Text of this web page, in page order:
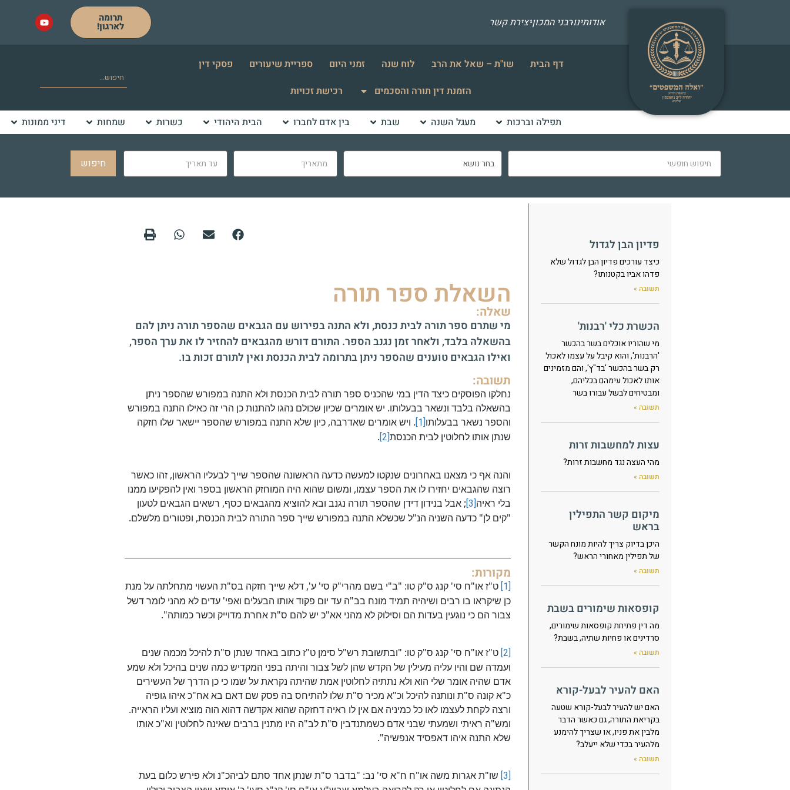
אודותינורבני המכוןיצירת קשר תרומה
לארגון!
דף הבית שו"ת – שאל את הרב לוח שנה זמני היום ספריית שיעורים
פסקי דין
הזמנת דין תורה והסכמים
רכישת זכויות
תפילה וברכות מעגל השנה שבת בין אדם לחברו הבית היהודי כשרות שמחות דיני ממונות
חיפוש
פדיון הבן לגדול
כיצד עורכים פדיון הבן לגדול שלא
פדהו אביו בקטנותו?
תשובה »
הכשרת כלי 'רבנות'
מי שהוריו אוכלים בשר בהכשר
'הרבנות', והוא קיבל על עצמו לאכול
רק בשר בהכשר 'בד"ץ', והם מזמינים
אותו לאכול עימהם בכליהם,
ומבטיחים לבשל עבורו בשר
תשובה »
עצות למחשבות זרות
מהי העצה נגד מחשבות זרות?
תשובה »
מיקום קשר התפילין
בראש
היכן בדיוק צריך להיות מונח הקשר
של תפילין מאחורי הראש?
תשובה »
קופסאות שימורים בשבת
מה דין פתיחת קופסאות שימורים,
סרדינים או פחיות שתיה, בשבת?
תשובה »
האם להעיר לבעל-קורא
האם יש להעיר לבעל-קורא שטעה
בקריאת התורה, גם כאשר הדבר
מלבין את פניו, או שצריך להימנע
מלהעיר בכדי שלא ייעלב?
תשובה »
השאלת ספר תורה
שאלה:
מי שתרם ספר תורה לבית כנסת, ולא התנה בפירוש עם הגבאים שהספר תורה ניתן להם
בהשאלה בלבד, ולאחר זמן נגנב הספר. התורם דורש מהגבאים להחזיר לו את ערך הספר,
ואילו הגבאים טוענים שהספר ניתן בתרומה לבית הכנסת ואין לתורם זכות בו.
תשובה:
נחלקו הפוסקים כיצד הדין במי שהכניס ספר תורה לבית הכנסת ולא התנה במפורש שהספר ניתן
בהשאלה בלבד ונשאר בבעלותו. יש אומרים שכיון שכולם נהגו להתנות כן הרי זה כאילו התנה במפורש
והספר נשאר בבעלותו[1]
. ויש אומרים שאדרבה, כיון שלא התנה במפורש שהספר יישאר שלו חזקה
שנתן אותו לחלוטין לבית הכנסת[2]
.
והנה אף כי מצאנו באחרונים שנקטו למעשה כדעה הראשונה שהספר שייך לבעליו הראשון, זהו כאשר
רוצה שהגבאים יחזירו לו את הספר עצמו, ומשום שהוא היה המוחזק הראשון בספר ואין להפקיעו ממנו
בלי ראיה[3]
; אבל בנידון דידן שהספר תורה נגנב ובא להוציא מהגבאים כסף, רשאים הגבאים לטעון
"קים לן" כדעה השניה הנ"ל שכשלא התנה במפורש שייך ספר התורה לבית הכנסת, ופטורים מלשלם.
מקורות:
[1]
ט"ז או"ח סי' קנג ס"ק טו: "ב"י בשם מהרי"ק סי' ע', דלא שייך חזקה בס"ת העשוי מתחלתה על מנת
כן שיקראו בו רבים ושיהיה תמיד מונח בב"ה עד יום פקוד אותו הבעלים ואפי' עדים לא מהני לומר דשל
צבור הם כי נוגעין בעדות הם וסילוק לא מהני אא"כ יש להם ס"ת אחרת מדוייק וכשר כמותה".
[2]
ט"ז או"ח סי' קנג ס"ק טו: "ובתשובת רש"ל סימן ט"ז כתוב באחד שנתן ס"ת להיכל מכמה שנים
ועמדה שם והיו עליה מעילין של הקדש שהן לשל צבור והיתה בפני המקדיש כמה שנים בהיכל ולא שמע
אדם שהיה אומר שלי הוא ולא נתתיה לחלוטין אמת שהיתה נקראת על שמו כי כן הדרך של העשירים
כ"א קונה ס"ת ונותנה להיכל וכ"א מכיר ס"ת שלו להתיחס בה פסק שם דאם בא אח"כ איהו גופיה
ורצה לקחת לעצמו לאו כל כמיניה אם אין לו ראיה דחזקה שהוא אקדשה דהוא הוה מוציא ועליו הראייה.
ומש"ה ראיתי ושמעתי שבני אדם כשמתנדבין ס"ת לב"ה היו מתנין ברבים שאינה לחלוטין וא"כ אותו
שלא התנה איהו דאפסיד אנפשיה".
[3]
שו"ת אגרות משה או"ח ח"א סי' נב: "בדבר ס"ת שנתן אחד סתם לביהכ"נ ולא פירש כלום בעת